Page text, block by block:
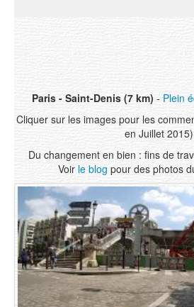
Paris - Saint-Denis (7 km) - Plein
Cliquer sur les images pour les
en Juillet 2015)
Du changement en bien : fins de
Voir le blog pour des photos